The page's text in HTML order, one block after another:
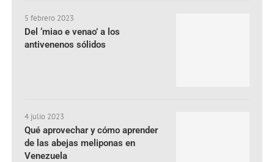
5 febrero 2023
Del ‘miao e venao’ a los
antivenenos sólidos
4 julio 2023
Qué aprovechar y cómo aprender
de las abejas meliponas en
Venezuela